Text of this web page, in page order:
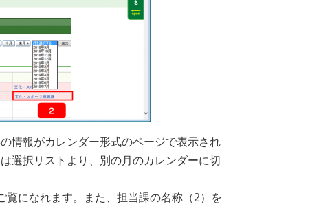
情報がカレンダー形式のページで表示され
選択リストより、別の月のカレンダーに切
になれます。また、担当課の名称（2）を